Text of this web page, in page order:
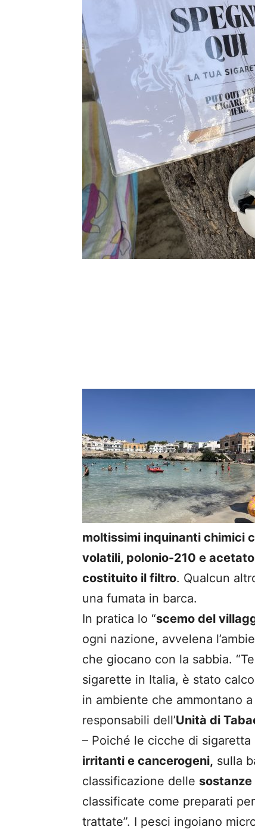
moltissimi inquinanti chimici
volatili, polonio-210 e
costituito il filtro. Qualcun
una fumata in barca.
In pratica lo “scemo del
ogni nazione, avvelena
che giocano con la sabbia.
sigarette in Italia, è stato
in ambiente che ammontano
responsabili dell’Unità di
– Poiché le cicche di
irritanti e cancerogeni, sulla
classificazione delle
classificate come preparati
trattate”. I pesci ingoiano